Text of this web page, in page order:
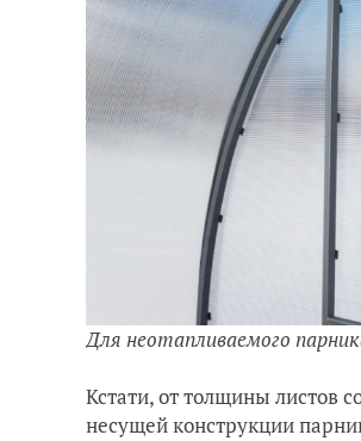
Для неотапливаемого
Кстати, от толщины листов
несущей конструкции